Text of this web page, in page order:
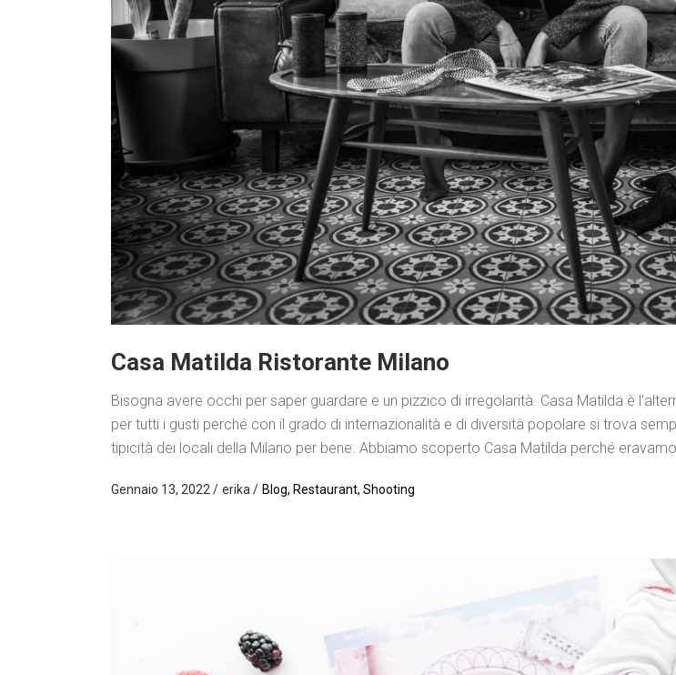
Casa Matilda Ristorante Milano
Bisogna avere occhi per saper guardare e un pizzico di irregolarità. Casa Matilda è
per tutti i gusti perché con il grado di internazionalità e di diversità popolare si trova
tipicità dei locali della Milano per bene. Abbiamo scoperto Casa Matilda perché
Gennaio 13, 2022 erika Blog, Restaurant, Shooting